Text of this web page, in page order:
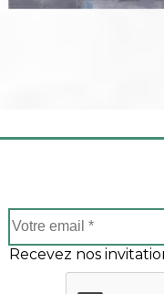
Recevez nos